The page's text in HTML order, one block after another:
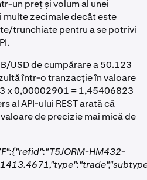
un preț și volum al unei
multe zecimale decât este
trunchiate pentru a se potrivi
USD de cumpărare a 50.123
într-o tranzacție în valoare
x 0,00002901 = 1,45406823
al API-ului REST arată că
de precizie mai mică de
HM432-